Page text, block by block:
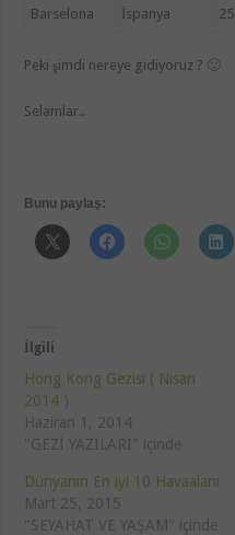
Barselona İspanya 25
Peki şimdi nereye gidiyoruz ? 🙂
Selamlar..
Bunu paylaş:
İlgili
Hong Kong Gezisi ( Nisan
2014 )
Haziran 1, 2014
"GEZİ YAZILARI" içinde
Dünyanın En iyi 10 Havaalanı
Mart 25, 2015
"SEYAHAT VE YAŞAM" içinde